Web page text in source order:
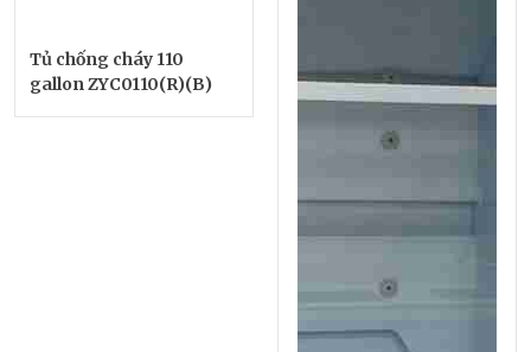
Tủ chống cháy 110
gallon ZYC0110(R)(B)